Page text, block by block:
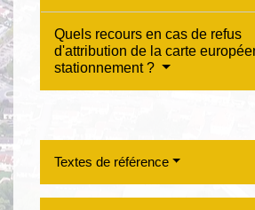
Quels recours en cas de refus
d'attribution de la carte
stationnement ?
Textes de référence